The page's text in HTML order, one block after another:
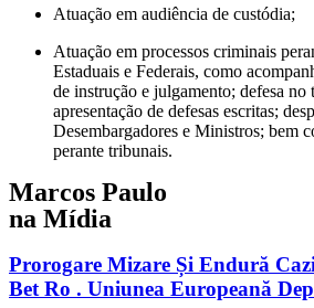
Atuação em audiência de custódia;
Atuação em processos criminais
Estaduais e Federais, como
de instrução e julgamento; defesa
apresentação de defesas escritas;
Desembargadores e Ministros; bem
perante tribunais.
Marcos Paulo
na Mídia
Prorogare Mizare Și Endură
Bet Ro . Uniunea Europeană